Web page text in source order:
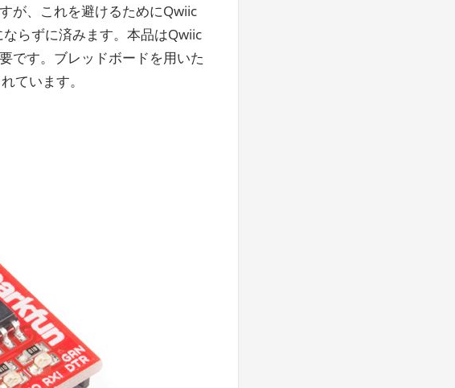
が、これを避けるためにQwiic
らずに済みます。本品はQwiic
です。ブレッドボードを用いた
ています。